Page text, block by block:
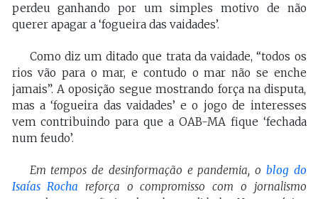
perdeu ganhando por um simples motivo de não
querer apagar a ‘fogueira das vaidades’.
Como diz um ditado que trata da vaidade, “todos os
rios vão para o mar, e contudo o mar não se enche
jamais”. A oposição segue mostrando força na disputa,
mas a ‘fogueira das vaidades’ e o jogo de interesses
vem contribuindo para que a OAB-MA fique ‘fechada
num feudo’.
Em tempos de desinformação e pandemia, o blog do
Isaías Rocha reforça o compromisso com o jornalismo